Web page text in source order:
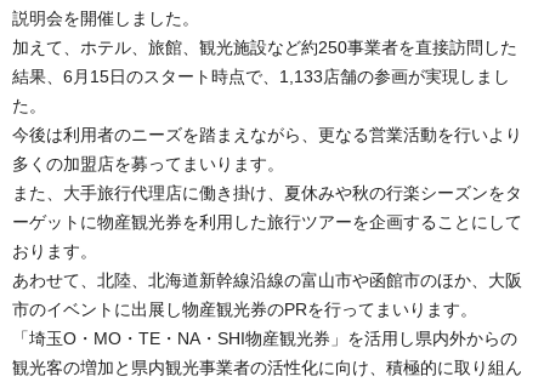
説明会を開催しました。
加えて、ホテル、旅館、観光施設など約250事業者を直接訪問した
結果、6月15日のスタート時点で、1,133店舗の参画が実現しまし
た。
今後は利用者のニーズを踏まえながら、更なる営業活動を行いより
多くの加盟店を募ってまいります。
また、大手旅行代理店に働き掛け、夏休みや秋の行楽シーズンをタ
ーゲットに物産観光券を利用した旅行ツアーを企画することにして
おります。
あわせて、北陸、北海道新幹線沿線の富山市や函館市のほか、大阪
市のイベントに出展し物産観光券のPRを行ってまいります。
「埼玉O・MO・TE・NA・SHI物産観光券」を活用し県内外からの
観光客の増加と県内観光事業者の活性化に向け、積極的に取り組ん